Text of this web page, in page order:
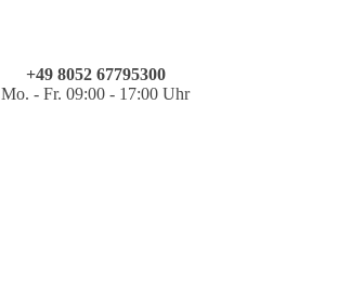
+49 8052 67795300
Mo. - Fr. 09:00 - 17:00 Uhr